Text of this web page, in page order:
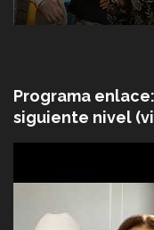
Programa
siguiente nivel